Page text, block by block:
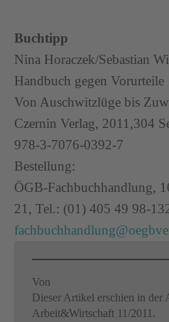
Buchtipp
Nina Horaczek/Sebastian
Handbuch gegen Vorurteile
Von Auschwitzlüge bis
Czernin Verlag, 2011,304
978-3-7076-0392-7
Bestellung:
ÖGB-Fachbuchhandlung,
21, Tel.: (01) 405 49 98-
Von
Dieser Artikel erschien in der
Arbeit&Wirtschaft 11/2011.